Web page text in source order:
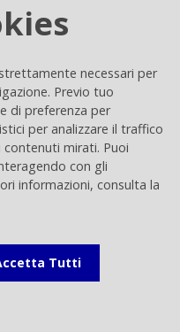
00182 | Capitale sociale
| Ufficio del Registro delle
| Società soggetta ad
RAI - Radiotelevisione
necessari per
Previo tuo
di preferenza per
per analizzare il traffico
mirati. Puoi
con gli
informazioni, consulta la
Tutti